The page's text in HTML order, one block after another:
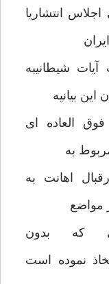
انتشاریا
شیطانیبه
بیانیه
العاده ای
به
اهانت به
مواضع
که بدون
نموده است